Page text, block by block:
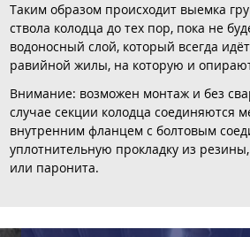
Таким образом происходит выемка
ствола колодца до тех пор, пока не
водоносный слой, который всегда
равийной жилы, на которую и
Внимание: возможен монтаж и без
случае секции колодца соединяются
внутренним фланцем с болтовым
уплотнительную прокладку из
или паронита.